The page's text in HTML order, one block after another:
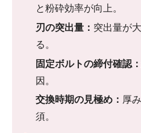
と粉砕効率が向上。
刃の突出量： 突出量が
る。
固定ボルトの締付確認：
因。
交換時期の見極め： 厚
須。